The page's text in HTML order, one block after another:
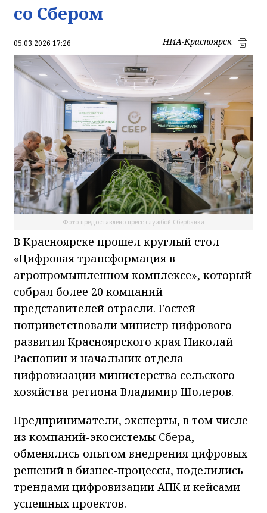
со Сбером
05.03.2026 17:26 НИА-Красноярск
Фото предоставлено пресс-службой Сбербанка
В Красноярске прошел круглый стол
«Цифровая трансформация в
агропромышленном комплексе», который
собрал более 20 компаний —
представителей отрасли. Гостей
поприветствовали министр цифрового
развития Красноярского края Николай
Распопин и начальник отдела
цифровизации министерства сельского
хозяйства региона Владимир Шолеров.
Предприниматели, эксперты, в том числе
из компаний-экосистемы Сбера,
обменялись опытом внедрения цифровых
решений в бизнес-процессы, поделились
трендами цифровизации АПК и кейсами
успешных проектов.